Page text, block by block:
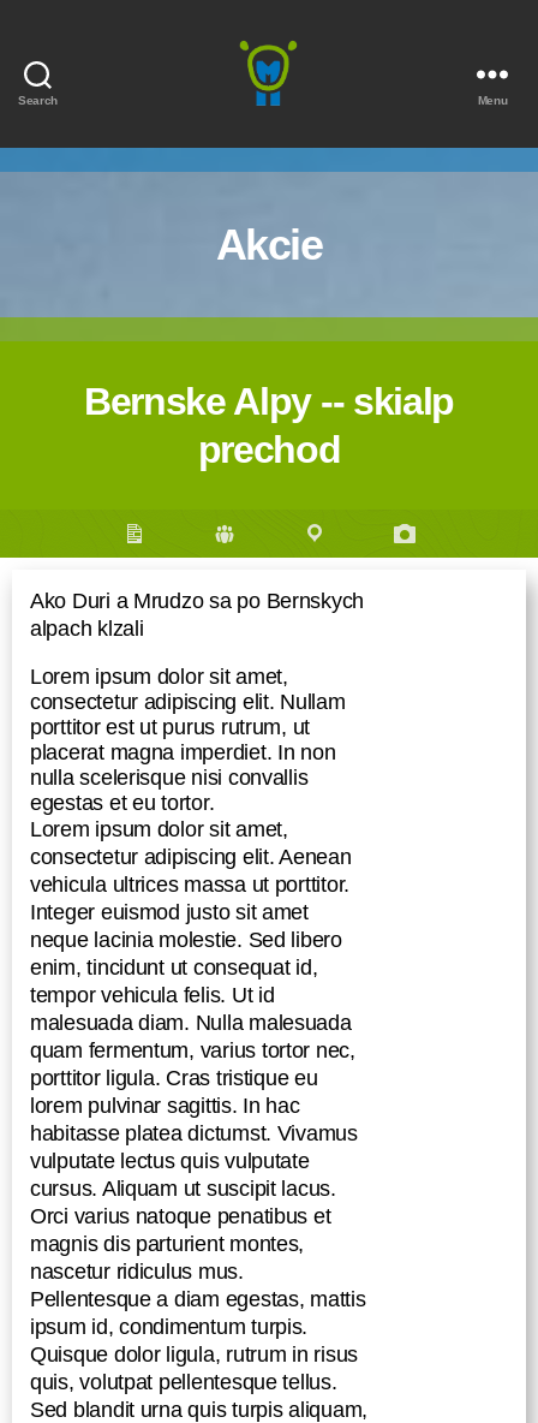
Search Menu
Akcie
Bernske Alpy -- skialp
prechod
Ako Duri a Mrudzo sa po Bernskych
alpach klzali
Lorem ipsum dolor sit amet,
consectetur adipiscing elit. Nullam
porttitor est ut purus rutrum, ut
placerat magna imperdiet. In non
nulla scelerisque nisi convallis
egestas et eu tortor.
Lorem ipsum dolor sit amet,
consectetur adipiscing elit. Aenean
vehicula ultrices massa ut porttitor.
Integer euismod justo sit amet
neque lacinia molestie. Sed libero
enim, tincidunt ut consequat id,
tempor vehicula felis. Ut id
malesuada diam. Nulla malesuada
quam fermentum, varius tortor nec,
porttitor ligula. Cras tristique eu
lorem pulvinar sagittis. In hac
habitasse platea dictumst. Vivamus
vulputate lectus quis vulputate
cursus. Aliquam ut suscipit lacus.
Orci varius natoque penatibus et
magnis dis parturient montes,
nascetur ridiculus mus.
Pellentesque a diam egestas, mattis
ipsum id, condimentum turpis.
Quisque dolor ligula, rutrum in risus
quis, volutpat pellentesque tellus.
Sed blandit urna quis turpis aliquam,